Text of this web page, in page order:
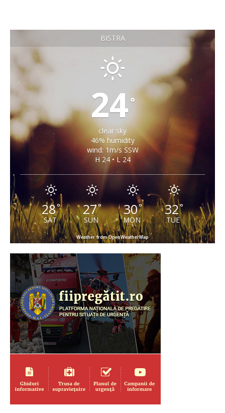
BISTRA
24°
clear sky
46% humidity
wind: 1m/s SSW
H 24 • L 24
28°
SAT
27°
SUN
30°
MON
32°
TUE
Weather from OpenWeatherMap